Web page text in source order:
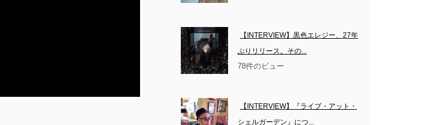
【INTERVIEW】黒色エレジー、27年
ぶりリリース。その...
78件のビュー
【INTERVIEW】『ライブ・アット・
シェルガーデン』につ...